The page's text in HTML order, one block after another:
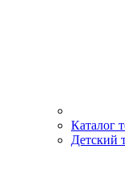
Каталог
Детский